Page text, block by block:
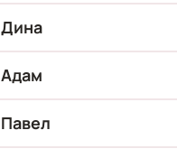
Дина
Адам
Павел